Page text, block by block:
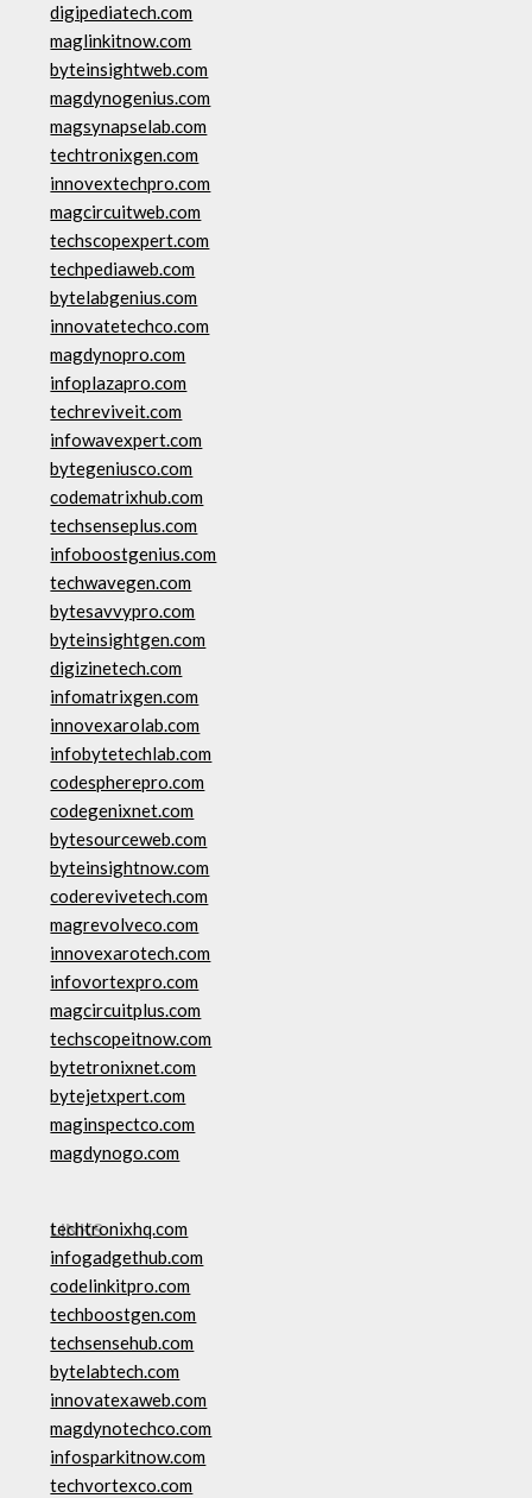
digipediatech.com
maglinkitnow.com
byteinsightweb.com
magdynogenius.com
magsynapselab.com
techtronixgen.com
innovextechpro.com
magcircuitweb.com
techscopexpert.com
techpediaweb.com
bytelabgenius.com
innovatetechco.com
magdynopro.com
infoplazapro.com
techreviveit.com
infowavexpert.com
bytegeniusco.com
codematrixhub.com
techsenseplus.com
infoboostgenius.com
techwavegen.com
bytesavvypro.com
byteinsightgen.com
digizinetech.com
infomatrixgen.com
innovexarolab.com
infobytetechlab.com
codespherepro.com
codegenixnet.com
bytesourceweb.com
byteinsightnow.com
coderevivetech.com
magrevolveco.com
innovexarotech.com
infovortexpro.com
magcircuitplus.com
techscopeitnow.com
bytetronixnet.com
bytejetxpert.com
maginspectco.com
magdynogo.com
LINKS
techtronixhq.com
infogadgethub.com
codelinkitpro.com
techboostgen.com
techsensehub.com
bytelabtech.com
innovatexaweb.com
magdynotechco.com
infosparkitnow.com
techvortexco.com